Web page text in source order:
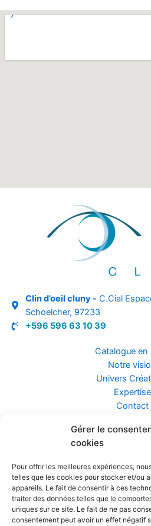
Gérer le
cookies
Pour offrir les meilleures expériences,
telles que les cookies pour stocker et/ou
appareils. Le fait de consentir à ces
traiter des données telles que le
uniques sur ce site. Le fait de ne pas
consentement peut avoir un effet négatif
Clin d’oeil cluny - C.Cial
Schoelcher, 97233
+596 596 63 10 39
Catalogue en
Notre
Univers
Expertise
Contact
Assurance
Confidentialité et
Conditions